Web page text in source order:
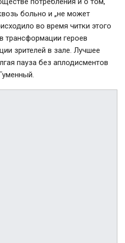
больно и „не может
во время читки этого
трансформации героев
зрителей в зале. Лучшее
пауза без аплодисментов